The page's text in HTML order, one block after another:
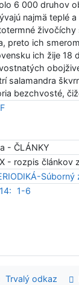
6 000 druhov
najmä teplé
živočíchy
preto ich
ich žije 18
salamandra
bezchvosté,
- ČLÁNKY
- rozpis článkov
1-6
Trvalý odkaz